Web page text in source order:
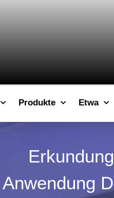
Produkte Etwa
Anwendung